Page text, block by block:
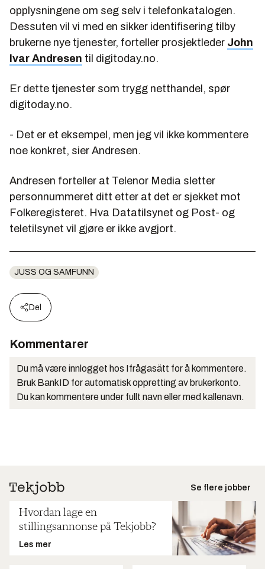
opplysningene om seg selv i telefonkatalogen.
Dessuten vil vi med en sikker identifisering tilby
brukerne nye tjenester, forteller prosjektleder John
Ivar Andresen til digitoday.no.
Er dette tjenester som trygg netthandel, spør
digitoday.no.
- Det er et eksempel, men jeg vil ikke kommentere
noe konkret, sier Andresen.
Andresen forteller at Telenor Media sletter
personnummeret ditt etter at det er sjekket mot
Folkeregisteret. Hva Datatilsynet og Post- og
teletilsynet vil gjøre er ikke avgjort.
JUSS OG SAMFUNN
Del
Kommentarer
Du må være innlogget hos Ifrågasätt for å kommentere.
Bruk BankID for automatisk oppretting av brukerkonto.
Du kan kommentere under fullt navn eller med kallenavn.
Se flere jobber
Hvordan lage en
stillingsannonse på Tekjobb?
Les mer